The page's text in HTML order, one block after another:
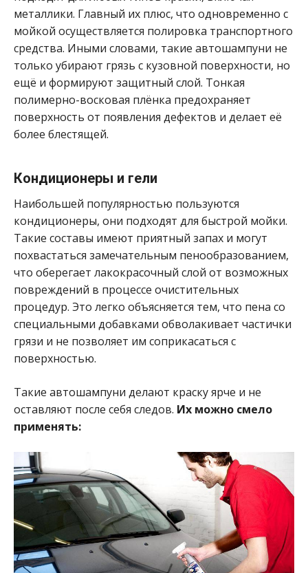
металлики. Главный их плюс, что одновременно с
мойкой осуществляется полировка транспортного
средства. Иными словами, такие автошампуни не
только убирают грязь с кузовной поверхности, но
ещё и формируют защитный слой. Тонкая
полимерно-восковая плёнка предохраняет
поверхность от появления дефектов и делает её
более блестящей.
Кондиционеры и гели
Наибольшей популярностью пользуются
кондиционеры, они подходят для быстрой мойки.
Такие составы имеют приятный запах и могут
похвастаться замечательным пенообразованием,
что оберегает лакокрасочный слой от возможных
повреждений в процессе очистительных
процедур. Это легко объясняется тем, что пена со
специальными добавками обволакивает частички
грязи и не позволяет им соприкасаться с
поверхностью.
Такие автошампуни делают краску ярче и не
оставляют после себя следов. Их можно смело
применять: